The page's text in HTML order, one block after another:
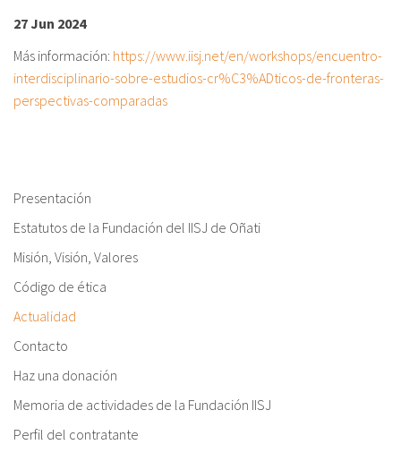
Residencia Antia
Calendario
es
eu
27 Jun 2024
Más información: https://www.iisj.net/en/workshops/encuentro-
interdisciplinario-sobre-estudios-cr%C3%ADticos-de-fronteras-
perspectivas-comparadas
Presentación
Estatutos de la Fundación del IISJ de Oñati
Misión, Visión, Valores
Código de ética
Actualidad
Contacto
Haz una donación
Memoria de actividades de la Fundación IISJ
Perfil del contratante